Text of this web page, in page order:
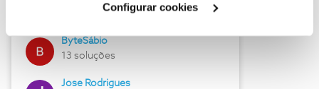
Configurar cookies
17 soluções
ByteSábio
13 soluções
Jose Rodrigues